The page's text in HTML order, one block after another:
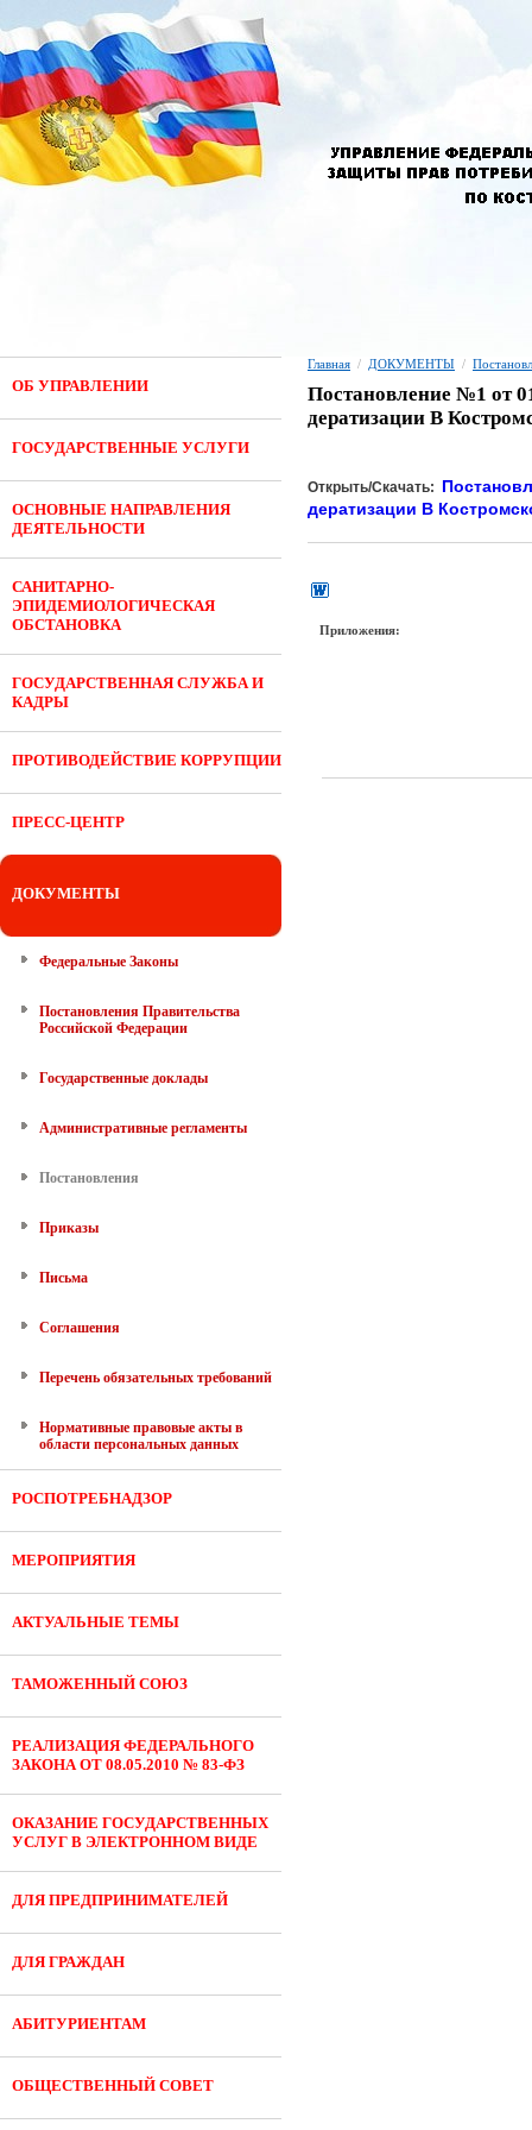
ОБ УПРАВЛЕНИИ
ГОСУДАРСТВЕННЫЕ УСЛУГИ
ОСНОВНЫЕ НАПРАВЛЕНИЯ
ДЕЯТЕЛЬНОСТИ
САНИТАРНО-
ЭПИДЕМИОЛОГИЧЕСКАЯ
ОБСТАНОВКА
ГОСУДАРСТВЕННАЯ СЛУЖБА И
КАДРЫ
ПРОТИВОДЕЙСТВИЕ КОРРУПЦИИ
ПРЕСС-ЦЕНТР
ДОКУМЕНТЫ
Федеральные Законы
Постановления Правительства
Российской Федерации
Государственные доклады
Административные регламенты
Постановления
Приказы
Письма
Соглашения
Перечень обязательных требований
Нормативные правовые акты в
области персональных данных
РОСПОТРЕБНАДЗОР
МЕРОПРИЯТИЯ
АКТУАЛЬНЫЕ ТЕМЫ
ТАМОЖЕННЫЙ СОЮЗ
РЕАЛИЗАЦИЯ ФЕДЕРАЛЬНОГО
ЗАКОНА ОТ 08.05.2010 № 83-ФЗ
ОКАЗАНИЕ ГОСУДАРСТВЕННЫХ
УСЛУГ В ЭЛЕКТРОННОМ ВИДЕ
ДЛЯ ПРЕДПРИНИМАТЕЛЕЙ
ДЛЯ ГРАЖДАН
АБИТУРИЕНТАМ
ОБЩЕСТВЕННЫЙ СОВЕТ
Главная / ДОКУМЕНТЫ /
Постановление №1 от
дератизации В
Открыть/Скачать:
дератизации В
Приложения: